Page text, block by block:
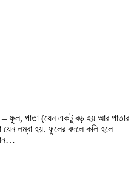
– ফুল, পাতা (যেন একটু বড় হয় আর পাতার
যেন লম্বা হয়. ফুলের বদলে কলি হলে